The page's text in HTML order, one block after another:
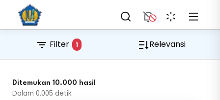
Filter 1 Relevansi
Ditemukan 10.000 hasil
Dalam 0.005 detik